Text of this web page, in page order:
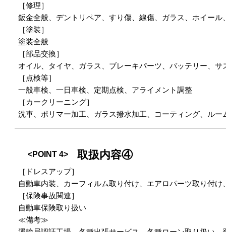
［修理］
鈑金全般、デントリペア、すり傷、線傷、ガラス、ホイール
［塗装］
塗装全般
［部品交換］
オイル、タイヤ、ガラス、ブレーキパーツ、バッテリー、サ
［点検等］
一般車検、一日車検、定期点検、アライメント調整
［カークリーニング］
洗車、ポリマー加工、ガラス撥水加工、コーティング、ルー
<POINT 4> 取扱内容④
［ドレスアップ］
自動車内装、カーフィルム取り付け、エアロパーツ取り付
［保険事故関連］
自動車保険取り扱い
≪備考≫